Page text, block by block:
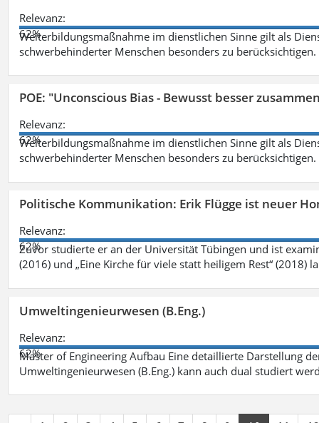
Relevanz:
62%
Weiterbildungsmaßnahme im dienstlichen Sinne gilt als
schwerbehinderter Menschen besonders zu berücksichtigen.
POE: "Unconscious Bias - Bewusst besser
Relevanz:
62%
Weiterbildungsmaßnahme im dienstlichen Sinne gilt als
schwerbehinderter Menschen besonders zu berücksichtigen.
Politische Kommunikation: Erik Flügge ist neuer
Relevanz:
62%
Zuvor studierte er an der Universität Tübingen und ist
(2016) und „Eine Kirche für viele statt heiligem Rest“ (2018)
Umweltingenieurwesen (B.Eng.)
Relevanz:
62%
Master of Engineering Aufbau Eine detaillierte Darstellung
Umweltingenieurwesen (B.Eng.) kann auch dual studiert